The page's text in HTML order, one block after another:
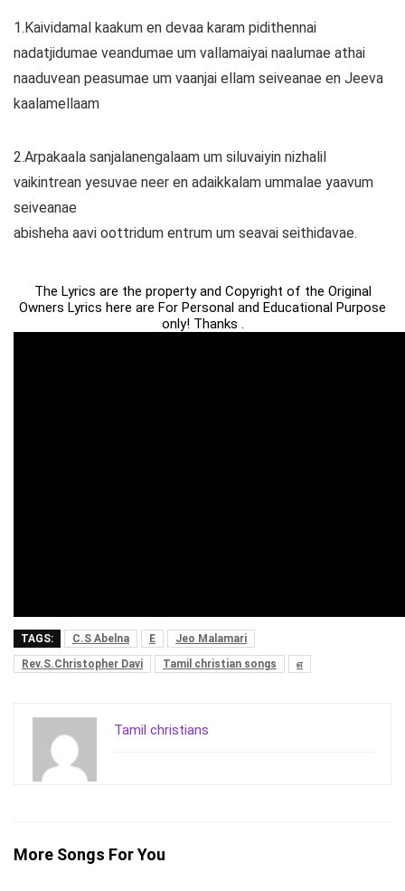
1.Kaividamal kaakum en devaa karam pidithennai
nadatjidumae veandumae um vallamaiyai naalumae athai
naaduvean peasumae um vaanjai ellam seiveanae en Jeeva
kaalamellaam
2.Arpakaala sanjalanengalaam um siluvaiyin nizhalil
vaikintrean yesuvae neer en adaikkalam ummalae yaavum
seiveanae
abisheha aavi oottridum entrum um seavai seithidavae.
The Lyrics are the property and Copyright of the Original
Owners Lyrics here are For Personal and Educational Purpose
only! Thanks .
TAGS: C.S Abelna E
Jeo Malamari
Rev.S.Christopher Davi
Tamil christian songs எ
Tamil christians
More Songs For You